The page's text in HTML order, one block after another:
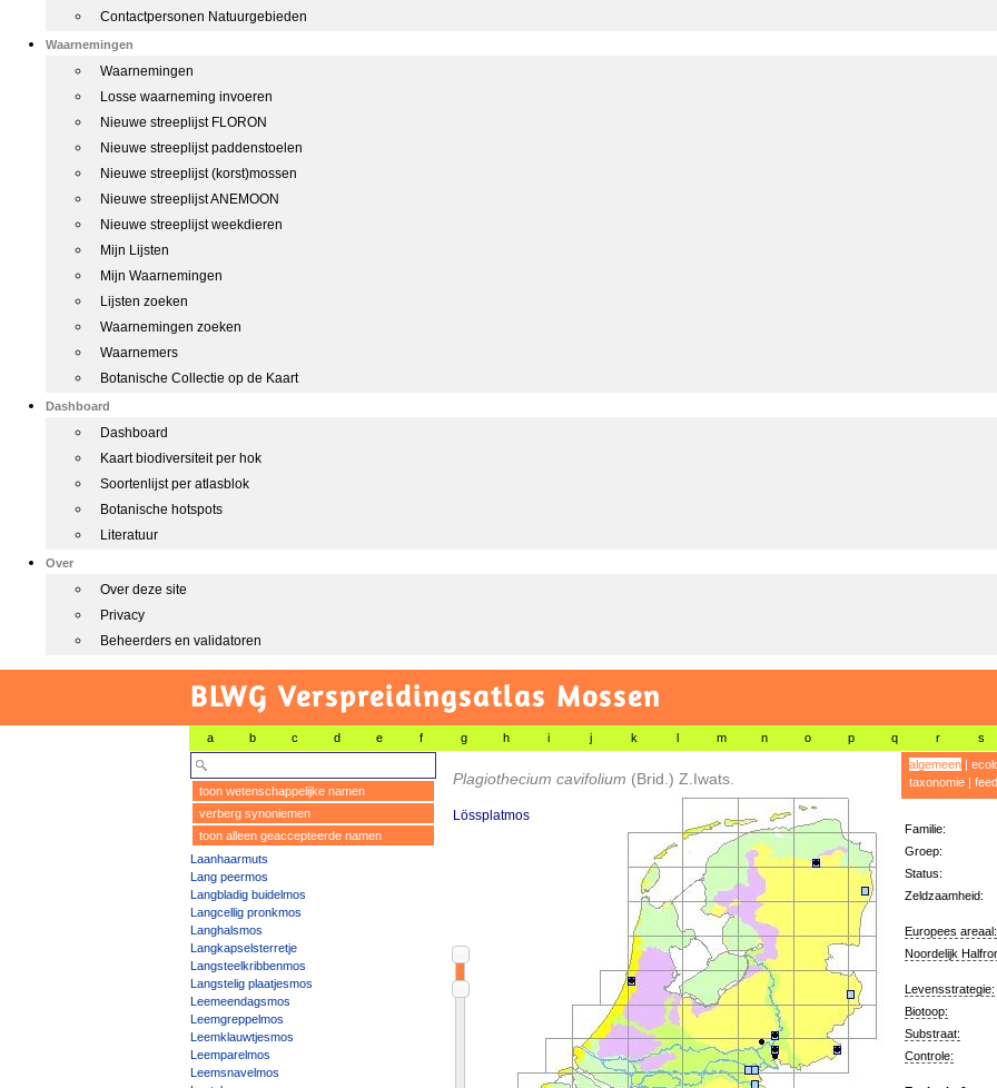
Contactpersonen Natuurgebieden
Waarnemingen
Waarnemingen
Losse waarneming invoeren
Nieuwe streeplijst FLORON
Nieuwe streeplijst paddenstoelen
Nieuwe streeplijst (korst)mossen
Nieuwe streeplijst ANEMOON
Nieuwe streeplijst weekdieren
Mijn Lijsten
Mijn Waarnemingen
Lijsten zoeken
Waarnemingen zoeken
Waarnemers
Botanische Collectie op de Kaart
Dashboard
Dashboard
Kaart biodiversiteit per hok
Soortenlijst per atlasblok
Botanische hotspots
Literatuur
Over
Over deze site
Privacy
Beheerders en validatoren
BLWG Verspreidingsatlas Mossen
a b c d e f g h i j k l m n o p q r s
toon wetenschappelijke namen
verberg synoniemen
toon alleen geaccepteerde namen
Laanhaarmuts
Lang peermos
Langbladig buidelmos
Langcellig pronkmos
Langhalsmos
Langkapselsterretje
Langsteelkribbenmos
Langstelig plaatjesmos
Leemeendagsmos
Leemgreppelmos
Leemklauwtjesmos
Leemparelmos
Leemsnavelmos
Plagiothecium cavifolium (Brid.) Z.Iwats.
Lössplatmos
algemeen|
taxonomie|
Familie:
Groep:
Status:
Zeldzaamheid:
Europees areaal:
Noordelijk
Levensstrategie:
Biotoop:
Substraat:
Controle: